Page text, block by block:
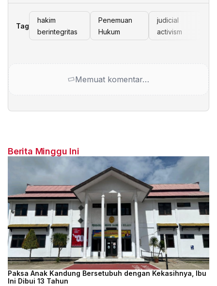
Tag
hakim
berintegritas
Penemuan
Hukum
judicial
activism
Memuat komentar…
Berita Minggu Ini
Paksa Anak Kandung Bersetubuh dengan Kekasihnya, Ibu
Ini Dibui 13 Tahun